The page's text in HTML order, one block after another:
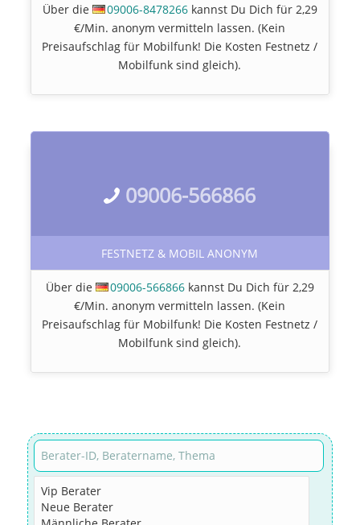
Über die 09006-8478266 kannst Du Dich für 2,29
€/Min. anonym vermitteln lassen. (Kein
Preisaufschlag für Mobilfunk! Die Kosten Festnetz /
Mobilfunk sind gleich).
09006-566866
FESTNETZ & MOBIL ANONYM
Über die 09006-566866 kannst Du Dich für 2,29
€/Min. anonym vermitteln lassen. (Kein
Preisaufschlag für Mobilfunk! Die Kosten Festnetz /
Mobilfunk sind gleich).